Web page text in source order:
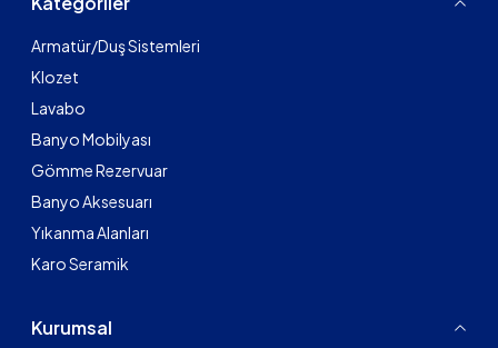
Kurumsal
Armatür/Duş Sistemleri
Klozet
Lavabo
Banyo Mobilyası
Gömme Rezervuar
Banyo Aksesuarı
Yıkanma Alanları
Karo Seramik